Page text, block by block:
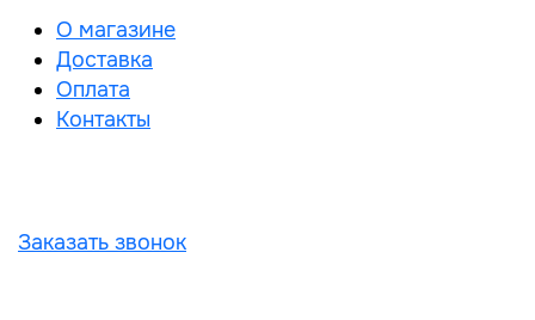
О магазине
Доставка
Оплата
Контакты
Заказать звонок